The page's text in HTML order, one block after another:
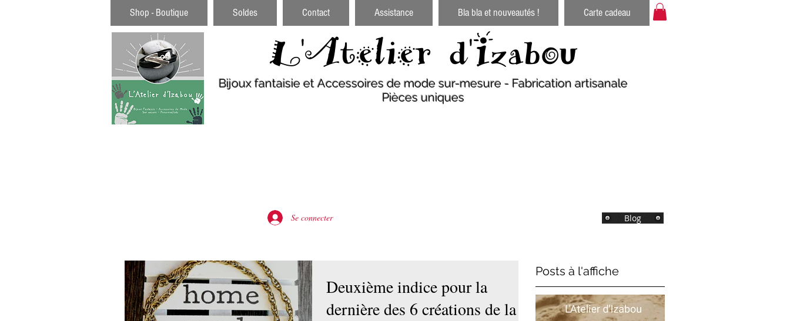
Shop - Boutique Soldes Contact Assistance Bla bla et nouveautés ! Carte cadeau
L'Atelier d'Izabou
Bijoux fantaisie et Accessoires de mode sur-mesure - Fabrication artisanale
Pièces uniques
Se connecter Blog
Deuxième indice pour la
dernière des 6 créations de la
Posts à l'affiche